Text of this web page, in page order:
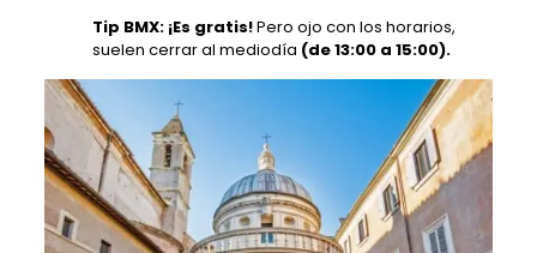
Tip BMX: ¡Es gratis!Pero ojo con los horarios,
suelen cerrar al mediodía (de 13:00 a 15:00).